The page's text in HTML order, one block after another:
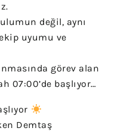
değil, aynı
uyumu ve
görev alan
07:00’de başlıyor…
Demtaş